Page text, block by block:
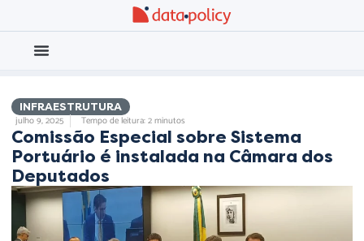
INFRAESTRUTURA
julho 9, 2025 Tempo de leitura: 2 minutos
Comissão Especial sobre Sistema
Portuário é instalada na Câmara dos
Deputados